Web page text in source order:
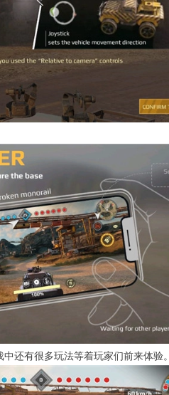
还有很多玩法等着玩家们前来体验。